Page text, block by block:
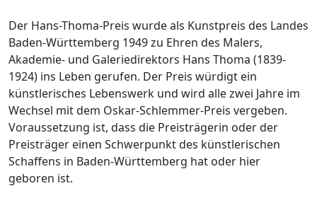
Der Hans-Thoma-Preis wurde als Kunstpreis des Landes
Baden-Württemberg 1949 zu Ehren des Malers,
Akademie- und Galeriedirektors Hans Thoma (1839-
1924) ins Leben gerufen. Der Preis würdigt ein
künstlerisches Lebenswerk und wird alle zwei Jahre im
Wechsel mit dem Oskar-Schlemmer-Preis vergeben.
Voraussetzung ist, dass die Preisträgerin oder der
Preisträger einen Schwerpunkt des künstlerischen
Schaffens in Baden-Württemberg hat oder hier
geboren ist.